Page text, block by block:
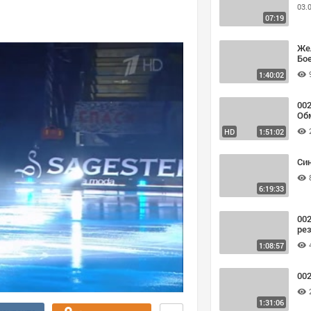
07:19
1:40:02
1:51:02
HD
6:19:33
1:08:57
1:31:06